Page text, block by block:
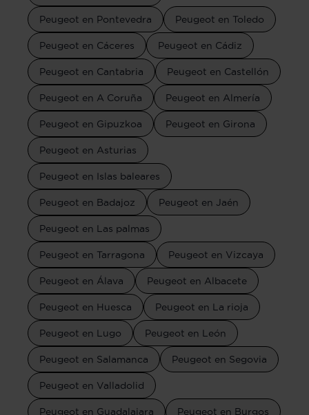
Peugeot en Pontevedra Peugeot en Toledo
Peugeot en Cáceres Peugeot en Cádiz
Peugeot en Cantabria Peugeot en Castellón
Peugeot en A Coruña Peugeot en Almería
Peugeot en Gipuzkoa Peugeot en Girona
Peugeot en Asturias
Peugeot en Islas baleares
Peugeot en Badajoz Peugeot en Jaén
Peugeot en Las palmas
Peugeot en Tarragona Peugeot en Vizcaya
Peugeot en Álava Peugeot en Albacete
Peugeot en Huesca Peugeot en La rioja
Peugeot en Lugo Peugeot en León
Peugeot en Salamanca Peugeot en Segovia
Peugeot en Valladolid
Peugeot en Guadalajara Peugeot en Burgos